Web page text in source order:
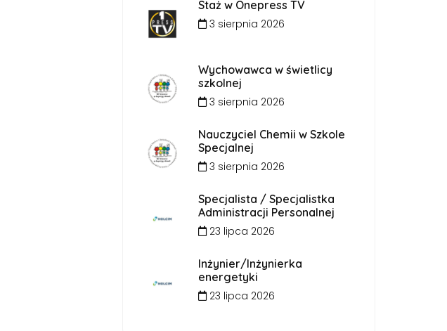
Staż w Onepress TV
3 sierpnia 2026
Wychowawca w świetlicy
szkolnej
3 sierpnia 2026
Nauczyciel Chemii w Szkole
Specjalnej
3 sierpnia 2026
Specjalista / Specjalistka
Administracji Personalnej
23 lipca 2026
Inżynier/Inżynierka
energetyki
23 lipca 2026